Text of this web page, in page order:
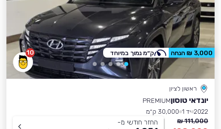
10
ראשון לציון
יונדאי טוסוןPREMIUM
2022 יד 1
30,000 ק״מ
111,000 ₪
החזר חודשי מ-
3,000 ₪ הנחה ק״מ נמוך במיוחד